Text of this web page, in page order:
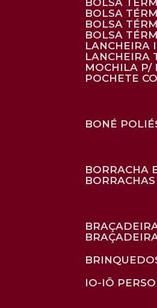
BOLSA
BOLSA
BOLSA
BOLSA
LANCHEIRA
MOCHILA
POCHETE
BONÉ
BORRACHA
IO-IÔ